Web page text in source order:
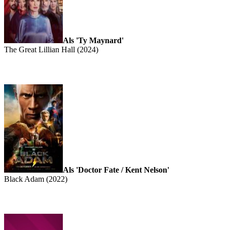
Als 'Ty Maynard'
The Great Lillian Hall (2024)
Als 'Doctor Fate / Kent Nelson'
Black Adam (2022)